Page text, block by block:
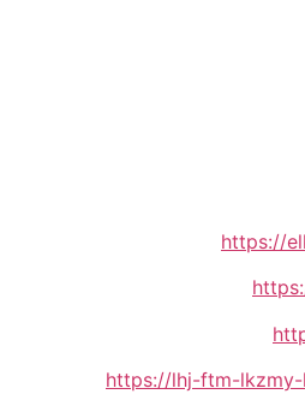
https://
https://lhj-ftm-lkzmy-